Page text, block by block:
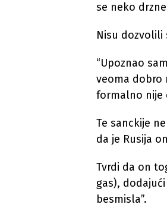
se neko
Nisu dozvolili
“Upoznao
veoma dobro
formalno nije
Te sanckije
da je Rusija
Tvrdi da on
gas),
besmisla”.